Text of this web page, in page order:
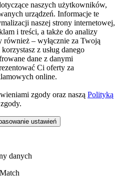
naszych użytkowników,
urządzeń. Informacje te
naszej strony internetowej,
i treści, a także do analizy
– wyłącznie za Twoją
z usług danego
dane z danymi
Ci oferty za
online.
zgody oraz naszą Polityką
ustawień
danych